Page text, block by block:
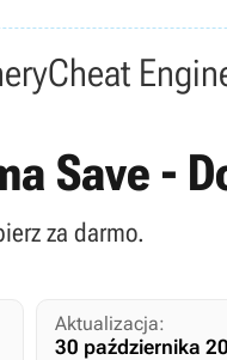
Cheat
Save -
za darmo.
Aktualizacja:
30 października